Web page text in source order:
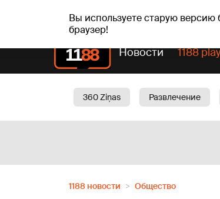
Вы используете старую
браузер!
чт, 06.08.2026. +25°C Aisma,
Новости 1188 play
360 Ziņas Развлечение
1188 новости Oбщество